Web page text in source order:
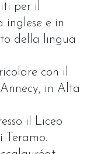
per il
inglese e in
della lingua
con il
in Alta
il Liceo
Teramo.